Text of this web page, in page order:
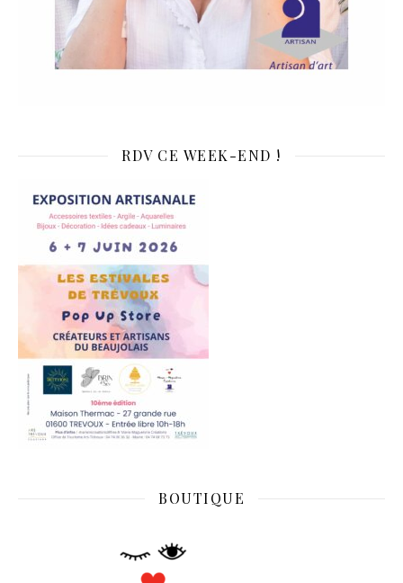
RDV CE WEEK-END !
BOUTIQUE